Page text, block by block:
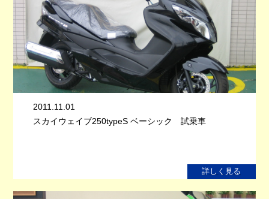
2011.11.01
スカイウェイブ250typeS ベーシック 試乗車
詳しく見る